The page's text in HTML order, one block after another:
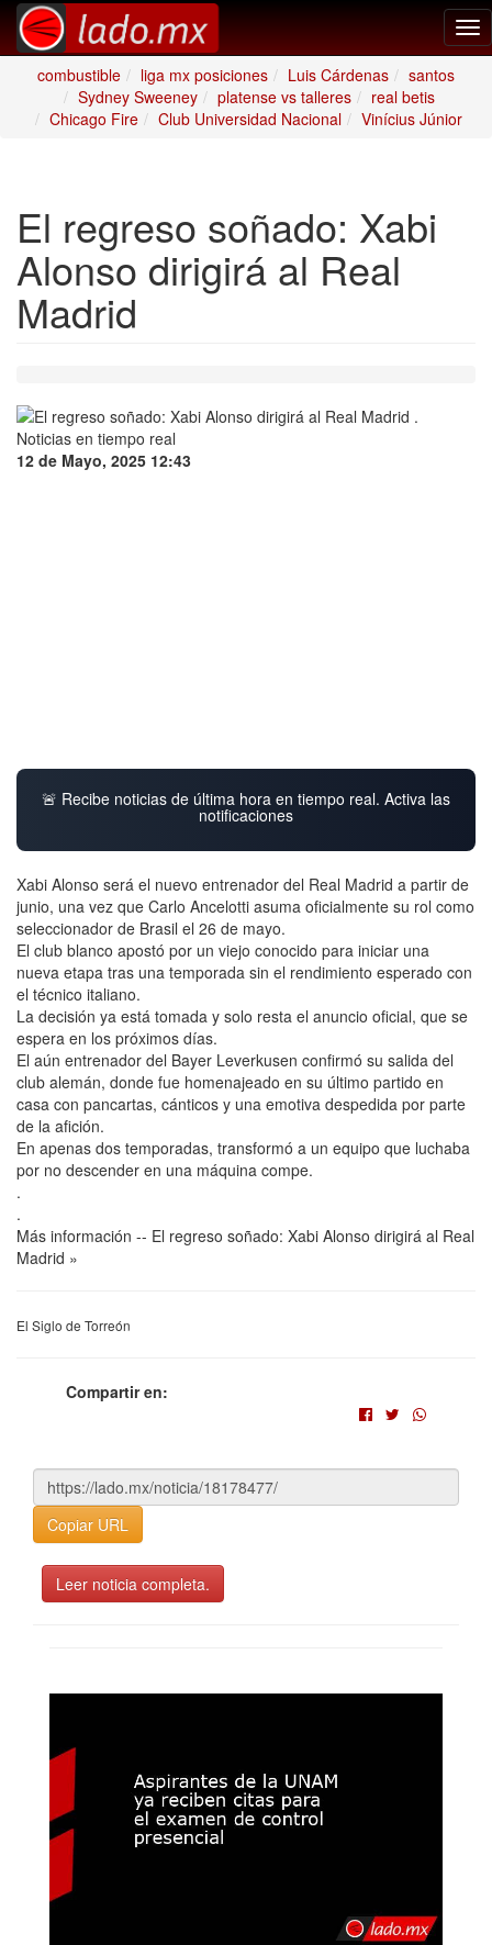
combustible
liga mx posiciones Luis Cárdenas
santos
Sydney Sweeney
platense vs talleres
real betis
Chicago Fire
Club Universidad Nacional Vinícius Júnior
El regreso soñado: Xabi
Alonso dirigirá al Real
Madrid
12 de Mayo, 2025 12:43
🚨 Recibe noticias de última hora en tiempo real. Activa las
notificaciones
Xabi Alonso será el nuevo entrenador del Real Madrid a partir de
junio, una vez que Carlo Ancelotti asuma oficialmente su rol como
seleccionador de Brasil el 26 de mayo.
El club blanco apostó por un viejo conocido para iniciar una
nueva etapa tras una temporada sin el rendimiento esperado con
el técnico italiano.
La decisión ya está tomada y solo resta el anuncio oficial, que se
espera en los próximos días.
El aún entrenador del Bayer Leverkusen confirmó su salida del
club alemán, donde fue homenajeado en su último partido en
casa con pancartas, cánticos y una emotiva despedida por parte
de la afición.
En apenas dos temporadas, transformó a un equipo que luchaba
por no descender en una máquina compe.
.
.
Más información -- El regreso soñado: Xabi Alonso dirigirá al Real
Madrid »
El Siglo de Torreón
Compartir en:
Copiar URL
Leer noticia completa.